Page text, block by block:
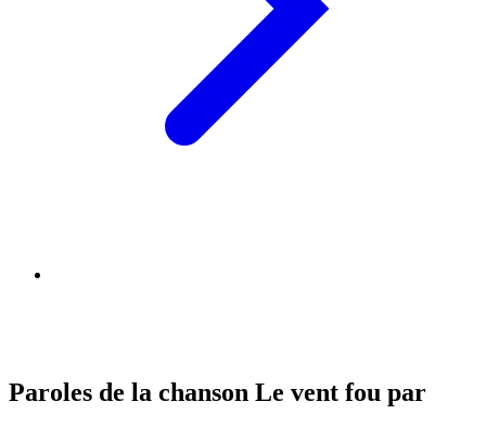
Paroles de la chanson Le vent fou par